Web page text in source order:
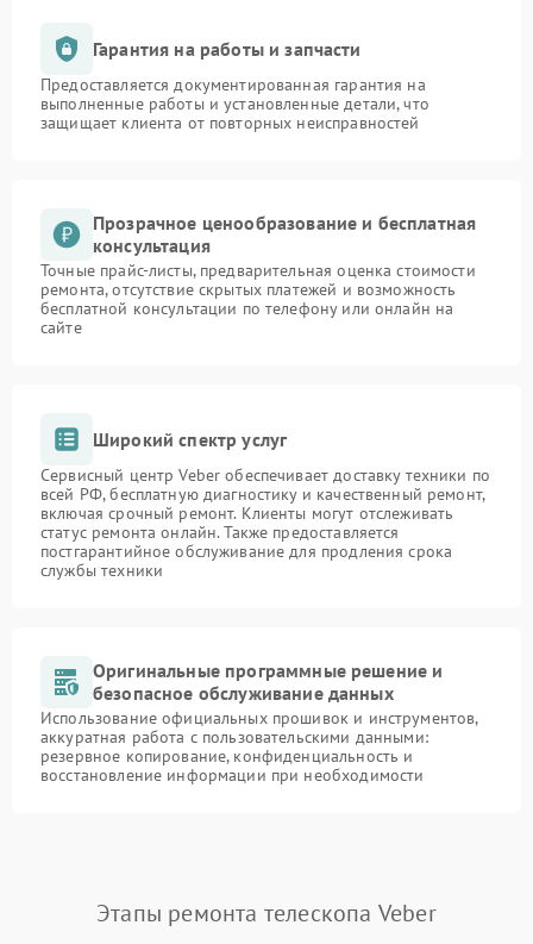
Гарантия на работы и запчасти
Предоставляется документированная гарантия на
выполненные работы и установленные детали, что
защищает клиента от повторных неисправностей
Прозрачное ценообразование и бесплатная
консультация
Точные прайс-листы, предварительная оценка стоимости
ремонта, отсутствие скрытых платежей и возможность
бесплатной консультации по телефону или онлайн на
сайте
Широкий спектр услуг
Сервисный центр Veber обеспечивает доставку техники по
всей РФ, бесплатную диагностику и качественный ремонт,
включая срочный ремонт. Клиенты могут отслеживать
статус ремонта онлайн. Также предоставляется
постгарантийное обслуживание для продления срока
службы техники
Оригинальные программные решение и
безопасное обслуживание данных
Использование официальных прошивок и инструментов,
аккуратная работа с пользовательскими данными:
резервное копирование, конфиденциальность и
восстановление информации при необходимости
Этапы ремонта телескопа Veber